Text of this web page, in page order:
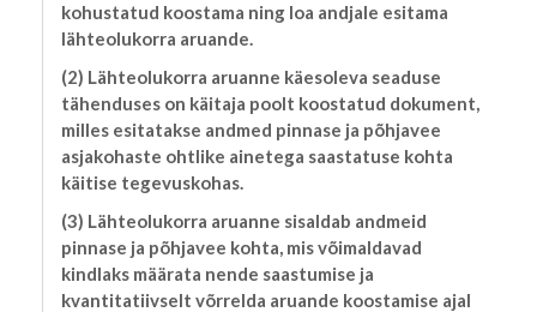
kohustatud koostama ning loa andjale esitama
lähteolukorra aruande.
(2) Lähteolukorra aruanne käesoleva seaduse
tähenduses on käitaja poolt koostatud dokument,
milles esitatakse andmed pinnase ja põhjavee
asjakohaste ohtlike ainetega saastatuse kohta
käitise tegevuskohas.
(3) Lähteolukorra aruanne sisaldab andmeid
pinnase ja põhjavee kohta, mis võimaldavad
kindlaks määrata nende saastumise ja
kvantitatiivselt võrrelda aruande koostamise ajal